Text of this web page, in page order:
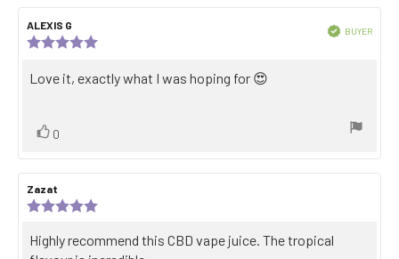
Review
author:
ALEXIS G
date:
out
VerifiedBUYER
Review
Love it, exactly what I was hoping for 😍
Vote
0
Review
author:
Zazat
date:
out
Review
Highly recommend this CBD vape juice. The tropical